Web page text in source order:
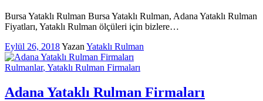
Bursa Yataklı Rulman Bursa Yataklı Rulman, Adana Yataklı Rulman
Fiyatları, Yataklı Rulman ölçüleri için bizlere…
Eylül 26, 2018Yazan Yataklı Rulman
Rulmanlar, Yataklı Rulman Firmaları
Adana Yataklı Rulman Firmaları